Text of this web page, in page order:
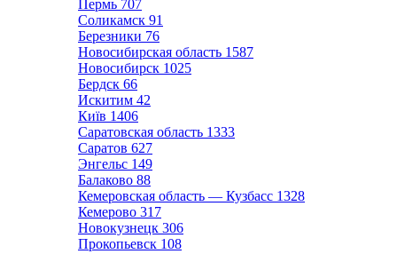
Пермь 707
Соликамск 91
Березники 76
Новосибирская область 1587
Новосибирск 1025
Бердск 66
Искитим 42
Київ 1406
Саратовская область 1333
Саратов 627
Энгельс 149
Балаково 88
Кемеровская область — Кузбасс 1328
Кемерово 317
Новокузнецк 306
Прокопьевск 108